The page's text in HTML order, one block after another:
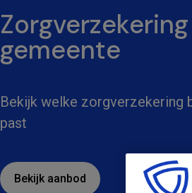
gemeente
Bekijk welke zorgverzekering
past
Bekijk aanbod